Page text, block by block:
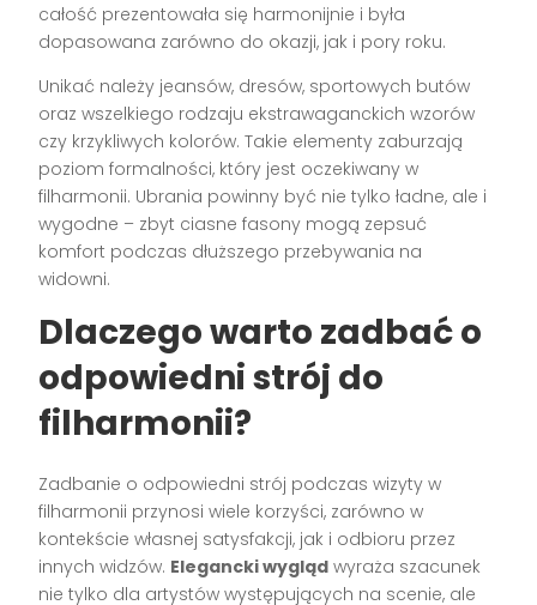
całość prezentowała się harmonijnie i była
dopasowana zarówno do okazji, jak i pory roku.
Unikać należy jeansów, dresów, sportowych butów
oraz wszelkiego rodzaju ekstrawaganckich wzorów
czy krzykliwych kolorów. Takie elementy zaburzają
poziom formalności, który jest oczekiwany w
filharmonii. Ubrania powinny być nie tylko ładne, ale i
wygodne – zbyt ciasne fasony mogą zepsuć
komfort podczas dłuższego przebywania na
widowni.
Dlaczego warto zadbać o
odpowiedni strój do
filharmonii?
Zadbanie o odpowiedni strój podczas wizyty w
filharmonii przynosi wiele korzyści, zarówno w
kontekście własnej satysfakcji, jak i odbioru przez
innych widzów. Elegancki wygląd wyraża szacunek
nie tylko dla artystów występujących na scenie, ale